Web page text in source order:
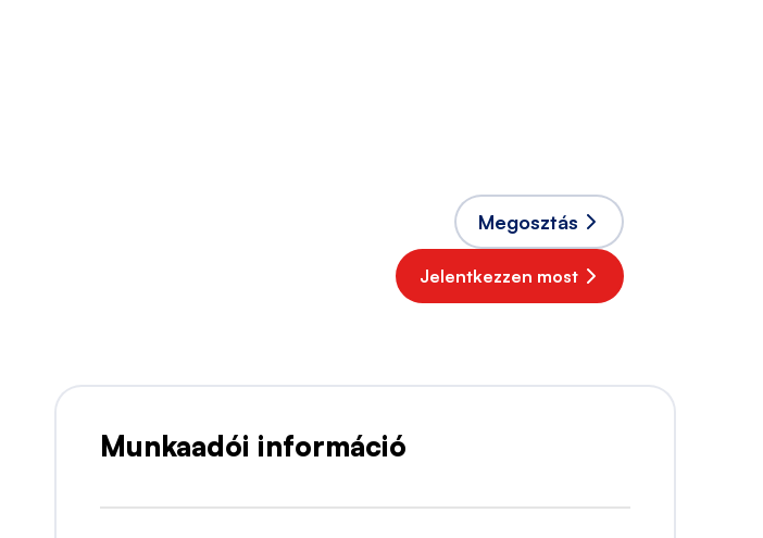
Megosztás
Jelentkezzen most
Munkaadói információ